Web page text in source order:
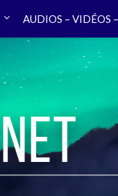
AUDIOS – VIDÉOS